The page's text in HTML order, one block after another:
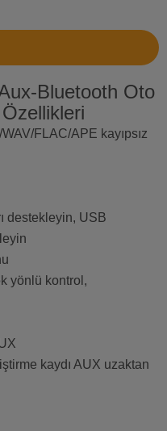
Bluetooth Oto
FLAC/APE kayıpsız
destekleyin, USB
yönlü kontrol,
kaydı AUX uzaktan